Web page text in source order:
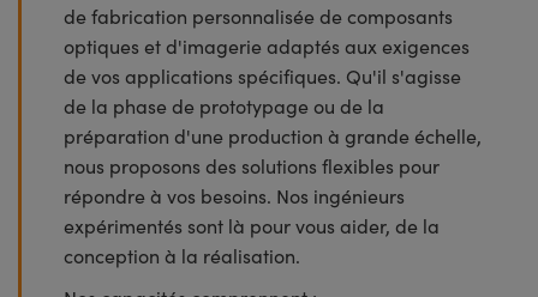
de fabrication personnalisée de composants
optiques et d'imagerie adaptés aux exigences
de vos applications spécifiques. Qu'il s'agisse
de la phase de prototypage ou de la
préparation d'une production à grande échelle,
nous proposons des solutions flexibles pour
répondre à vos besoins. Nos ingénieurs
expérimentés sont là pour vous aider, de la
conception à la réalisation.